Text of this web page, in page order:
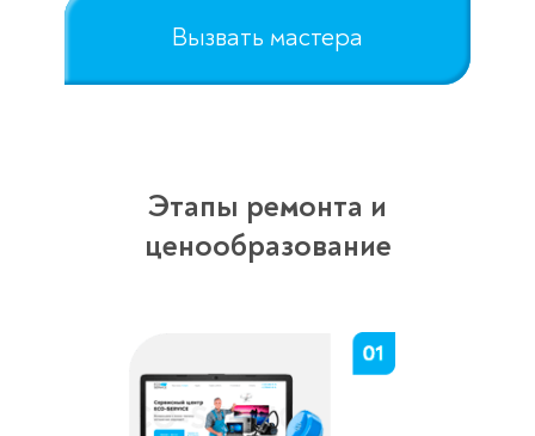
Вызвать мастера
Этапы ремонта и
ценообразование